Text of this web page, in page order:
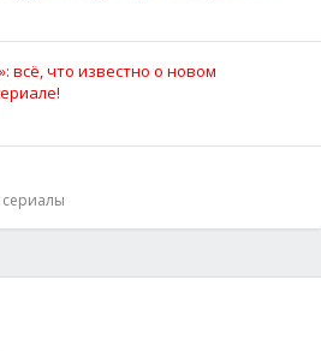
всё, что известно о новом
сериалы